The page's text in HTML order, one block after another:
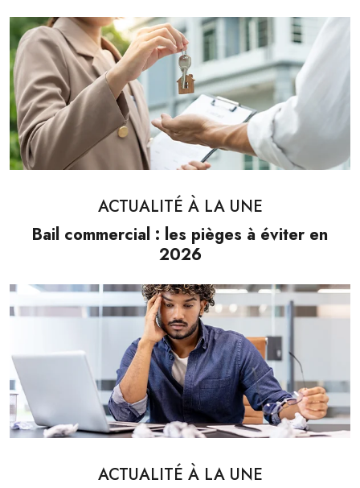
ACTUALITÉ À LA UNE
Bail commercial : les pièges à éviter en
2026
ACTUALITÉ À LA UNE